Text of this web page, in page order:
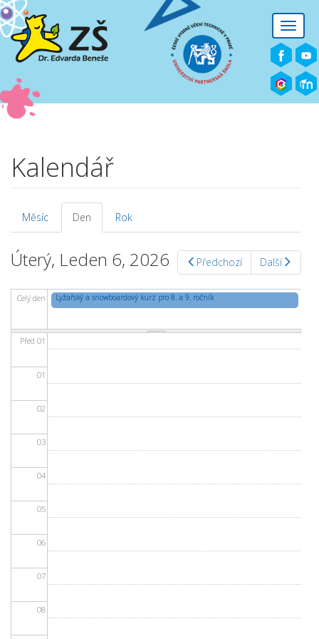
Přejít k hlavnímu obsahu
Toggle
Kalendář
Hlavní záložky
Měsíc Den (aktivní
záložka)
Rok
Předchozí Další
Úterý, Leden 6, 2026
Celý den Lyžařský a snowboardový kurz pro 8. a 9. ročník
Před 01
01
02
03
04
05
06
07
08